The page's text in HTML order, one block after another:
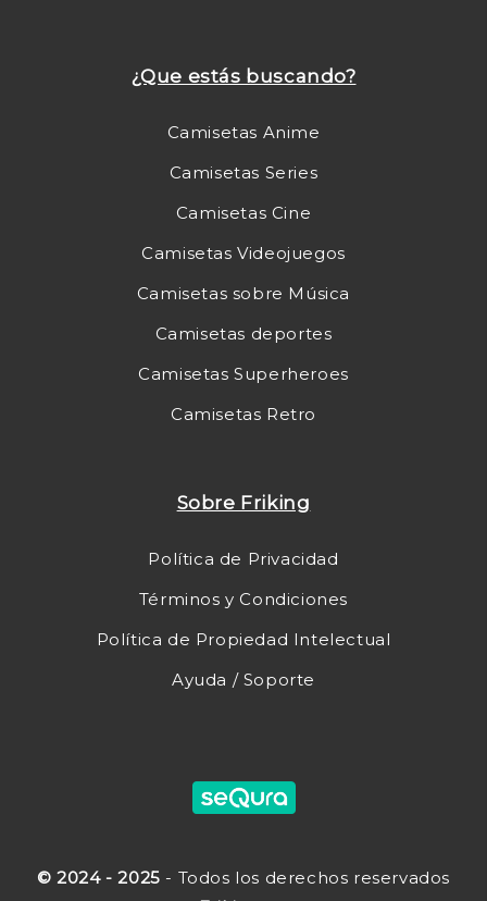
¿Que estás buscando?
Camisetas Anime
Camisetas Series
Camisetas Cine
Camisetas Videojuegos
Camisetas sobre Música
Camisetas deportes
Camisetas Superheroes
Camisetas Retro
Sobre Friking
Política de Privacidad
Términos y Condiciones
Política de Propiedad Intelectual
Ayuda / Soporte
© 2024 - 2025 - Todos los derechos reservados